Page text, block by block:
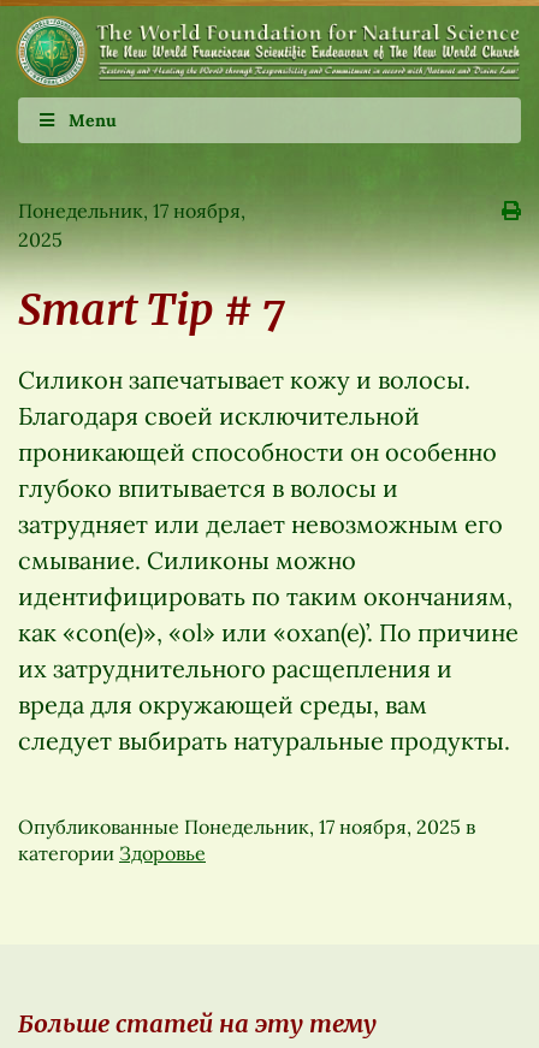
Menu
Понедельник, 17 ноября,
2025
Smart Tip # 7
Силикон запечатывает кожу и волосы.
Благодаря своей исключительной
проникающей способности он особенно
глубоко впитывается в волосы и
затрудняет или делает невозможным его
смывание. Силиконы можно
идентифицировать по таким окончаниям,
как «con(e)», «ol» или «oxan(e)’. По причине
их затруднительного расщепления и
вреда для окружающей среды, вам
следует выбирать натуральные продукты.
Опубликованные Понедельник, 17 ноября, 2025 в
категории Здоровье
Больше статей на эту тему